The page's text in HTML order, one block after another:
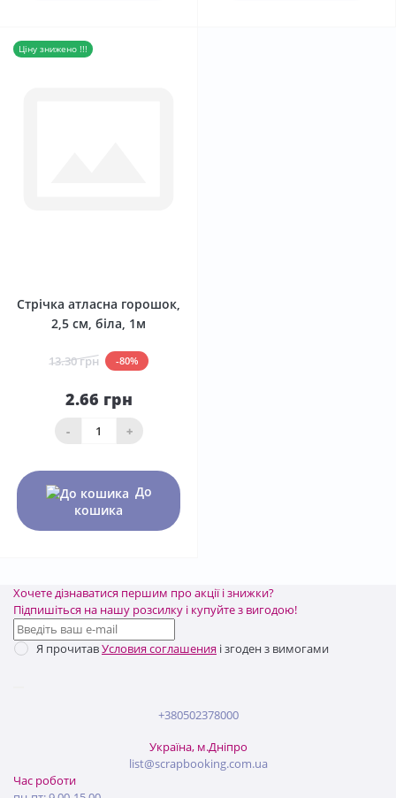
Ціну знижено !!!
Стрічка атласна горошок,
2,5 см, біла, 1м
13.30 грн -80%
2.66 грн
- +
До
кошика
Хочете дізнаватися першим про акції і знижки?
Підпишіться на нашу розсилку і купуйте з вигодою!
Я прочитавУсловия соглашения і згоден з вимогами
+380502378000
Україна, м.Дніпро
list@scrapbooking.com.ua
Час роботи